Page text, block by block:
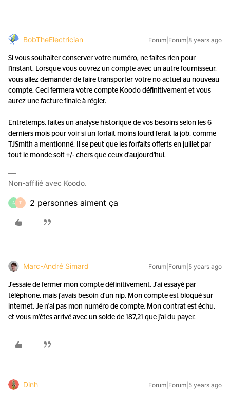
BobTheElectrician Forum|Forum|8 years ago
Si vous souhaiter conserver votre numéro, ne faites rien pour
l'instant. Lorsque vous ouvrez un compte avec un autre fournisseur,
vous allez demander de faire transporter votre no actuel au nouveau
compte. Ceci fermera votre compte Koodo définitivement et vous
aurez une facture finale à régler.
Entretemps, faites un analyse historique de vos besoins selon les 6
derniers mois pour voir si un forfait moins lourd ferait la job, comme
TJSmith a mentionné. Il se peut que les forfaits offerts en juillet par
tout le monde soit +/- chers que ceux d'aujourd'hui.
Non-affilié avec Koodo.
A T 2 personnes aiment ça
Marc-André Simard Forum|Forum|5 years ago
J'essaie de fermer mon compte définitivement. J'ai essayé par
téléphone, mais j'avais besoin d'un nip. Mon compte est bloqué sur
internet. Je n'ai pas mon numéro de compte. Mon contrat est échu,
et vous m'êtes arrivé avec un solde de 187,21 que j'ai du payer.
Dinh Forum|Forum|5 years ago